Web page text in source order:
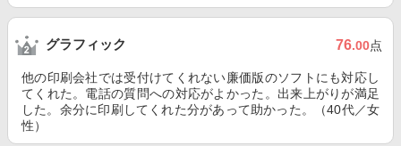
グラフィック 76.00点
他の印刷会社では受付けてくれない廉価版のソフトにも対応し
てくれた。電話の質問への対応がよかった。出来上がりが満足
した。余分に印刷してくれた分があって助かった。（40代／女
性）